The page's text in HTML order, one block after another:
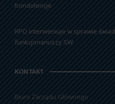
Kondolencje
RPO interweniuje w sprawie
funkcjonariuszy SW
KONTAKT
Biuro Zarządu Głównego